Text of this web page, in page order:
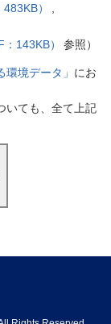
）
143KB） 参照）
境データ」 にお
いても、全て上記